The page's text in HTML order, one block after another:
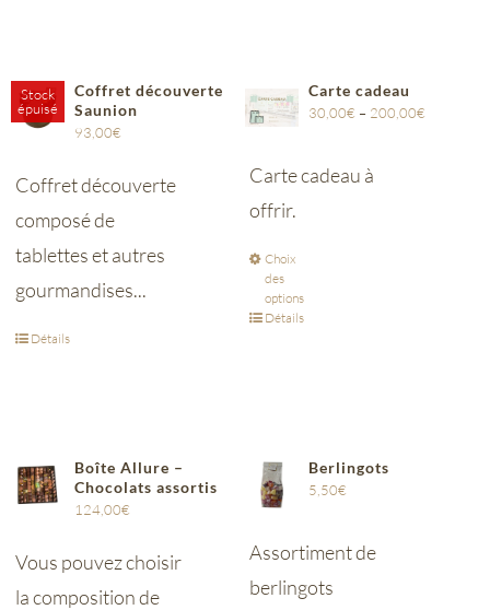
Stock
épuisé
Coffret découverte
Saunion
93,00€
Coffret découverte
composé de
tablettes et autres
gourmandises...
Détails
Carte cadeau
30,00€ – 200,00€
Carte cadeau à
offrir.
Choix
des
options
Détails
Boîte Allure –
Chocolats assortis
124,00€
Vous pouvez choisir
la composition de
Berlingots
5,50€
Assortiment de
berlingots